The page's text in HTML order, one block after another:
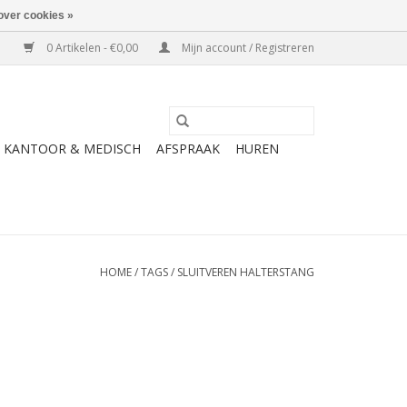
0 Artikelen - €0,00 Mijn account / Registreren
KANTOOR & MEDISCH AFSPRAAK HUREN
HOME/TAGS/ SLUITVEREN HALTERSTANG
cookies »